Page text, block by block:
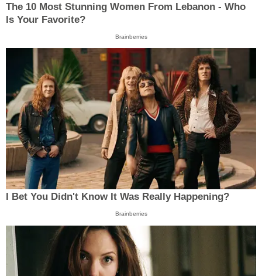
The 10 Most Stunning Women From Lebanon - Who
Is Your Favorite?
Brainberries
I Bet You Didn't Know It Was Really Happening?
Brainberries